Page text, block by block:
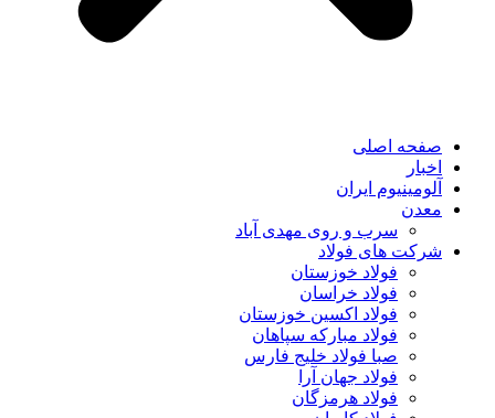
صفحه اصلی
اخبار
آلومینیوم ایران
معدن
سرب و روی مهدی آباد
شرکت های فولاد
فولاد خوزستان
فولاد خراسان
فولاد اکسین خوزستان
فولاد مبارکه سپاهان
صبا فولاد خلیج فارس
فولاد جهان آرا
فولاد هرمزگان